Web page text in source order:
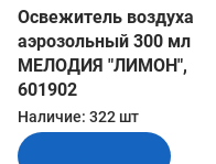
Освежитель воздуха
аэрозольный 300 мл
МЕЛОДИЯ "ЛИМОН",
601902
Наличие: 322 шт